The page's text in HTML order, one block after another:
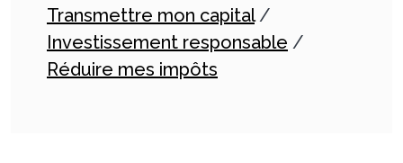
Transmettre mon capital/
Investissement responsable /
Réduire mes impôts